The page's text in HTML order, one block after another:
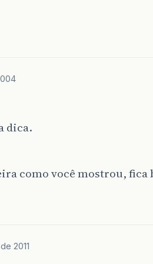
dica.
como você mostrou, fica
2011